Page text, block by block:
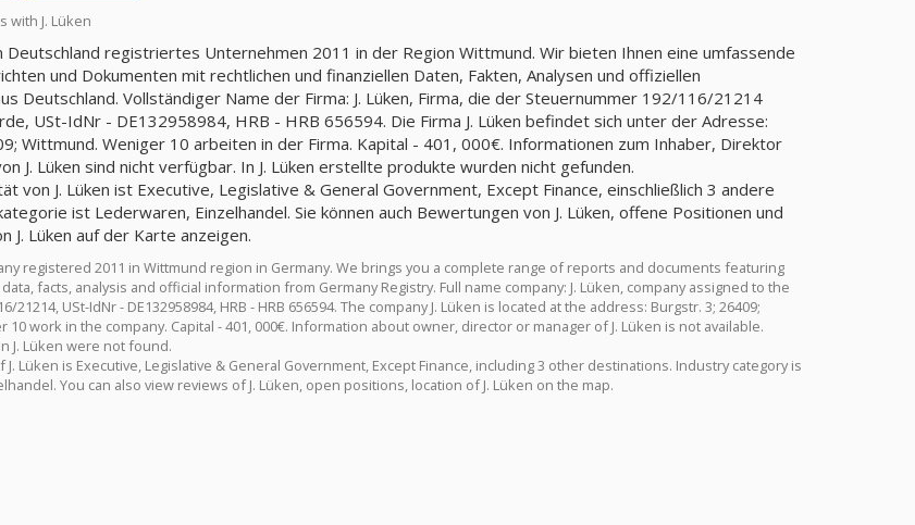
with J. Lüken
Deutschland registriertes Unternehmen 2011 in der Region Wittmund. Wir bieten Ihnen eine umfassende
und Dokumenten mit rechtlichen und finanziellen Daten, Fakten, Analysen und offiziellen
Deutschland. Vollständiger Name der Firma: J. Lüken, Firma, die der Steuernummer 192/116/21214
USt-IdNr - DE132958984, HRB - HRB 656594. Die Firma J. Lüken befindet sich unter der Adresse:
Wittmund. Weniger 10 arbeiten in der Firma. Kapital - 401, 000€. Informationen zum Inhaber, Direktor
J. Lüken sind nicht verfügbar. In J. Lüken erstellte produkte wurden nicht gefunden.
von J. Lüken ist Executive, Legislative & General Government, Except Finance, einschließlich 3 andere
ist Lederwaren, Einzelhandel. Sie können auch Bewertungen von J. Lüken, offene Positionen und
J. Lüken auf der Karte anzeigen.
registered 2011 in Wittmund region in Germany. We brings you a complete range of reports and documents featuring
facts, analysis and official information from Germany Registry. Full name company: J. Lüken, company assigned to the
21214, USt-IdNr - DE132958984, HRB - HRB 656594. The company J. Lüken is located at the address: Burgstr. 3; 26409;
10 work in the company. Capital - 401, 000€. Information about owner, director or manager of J. Lüken is not available.
J. Lüken were not found.
J. Lüken is Executive, Legislative & General Government, Except Finance, including 3 other destinations. Industry category is
You can also view reviews of J. Lüken, open positions, location of J. Lüken on the map.